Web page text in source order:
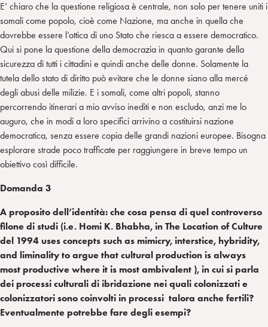
E’ chiaro che la questione religiosa è centrale, non solo per tenere uniti i
somali come popolo, cioè come Nazione, ma anche in quella che
dovrebbe essere l’ottica di uno Stato che riesca a essere democratico.
Qui si pone la questione della democrazia in quanto garante della
sicurezza di tutti i cittadini e quindi anche delle donne. Solamente la
tutela dello stato di diritto può evitare che le donne siano alla mercé
degli abusi delle milizie. E i somali, come altri popoli, stanno
percorrendo itinerari a mio avviso inediti e non escludo, anzi me lo
auguro, che in modi a loro specifici arrivino a costituirsi nazione
democratica, senza essere copia delle grandi nazioni europee. Bisogna
esplorare strade poco trafficate per raggiungere in breve tempo un
obiettivo così difficile.
Domanda 3
A proposito dell’identità: che cosa pensa di quel controverso
filone di studi (i.e. Homi K. Bhabha, in The Location of Culture
del 1994 uses concepts such as mimicry, interstice, hybridity,
and liminality to argue that cultural production is always
most productive where it is most ambivalent ), in cui si parla
dei processi culturali di ibridazione nei quali colonizzati e
colonizzatori sono coinvolti in processi talora anche fertili?
Eventualmente potrebbe fare degli esempi?